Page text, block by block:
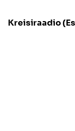
Kreisiraadio